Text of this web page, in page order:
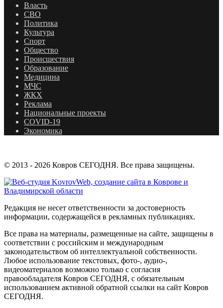
Власть
СВО
Политика
Культура
Спорт
Общество
Происшествия
Образование
Медицина
МЧС
ЖКХ
Реклама
Национальные проекты
COVID-19
Экономика
© 2013 - 2026 Ковров СЕГОДНЯ. Все права защищены.
Редакция не несет ответственности за достоверность
информации, содержащейся в рекламных публикациях.
Все права на материалы, размещенные на сайте, защищены в
соответствии с российским и международным
законодательством об интеллектуальной собственности.
Любое использование текстовых, фото-, аудио-,
видеоматериалов возможно только с согласия
правообладателя Ковров СЕГОДНЯ, с обязательным
использованием активной обратной ссылки на сайт Ковров
СЕГОДНЯ.